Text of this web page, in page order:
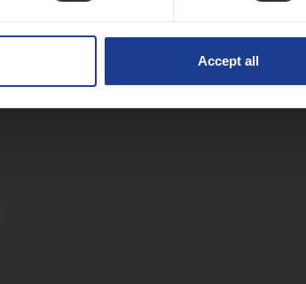
Accept all